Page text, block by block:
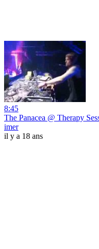
8:45
The Panacea @ Therapy
imer
il y a 18 ans